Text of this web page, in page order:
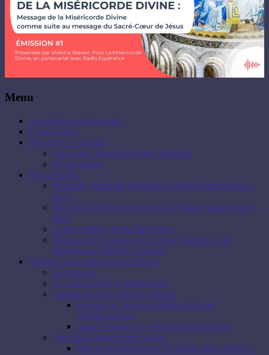
Menu
Actualités et évènements
L’association
Nos livres et images
Nos livres, images et objets religieux
Témoignages
Nos activités
Premiers Vendredis du Mois à l’église Saint Sulpice à
Paris
Fête de la Miséricorde Divine à l’Église Saint Sulpice,
Paris
Autres veillées en Ile-De-France
Missions en Province avec sainte Faustine et le
bienheureux Michel Sopocko
Message de la Miséricorde Divine
Le message
Les podcasts de la Miséricorde
Tableau de Jésus Miséricordieux
Histoire du premier tableau de Jésus
Miséricordieux
Autres tableaux de Jésus Miséricordieux
Fête de la Miséricorde Divine
Fête de la Miséricorde à l’Église Saint Sulpice,